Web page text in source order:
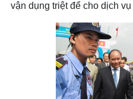
vận dụng triệt để cho dịch